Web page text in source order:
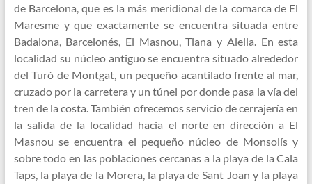
de Barcelona, que es la más meridional de la comarca de El
Maresme y que exactamente se encuentra situada entre
Badalona, Barcelonés, El Masnou, Tiana y Alella. En esta
localidad su núcleo antiguo se encuentra situado alrededor
del Turó de Montgat, un pequeño acantilado frente al mar,
cruzado por la carretera y un túnel por donde pasa la vía del
tren de la costa. También ofrecemos servicio de cerrajería en
la salida de la localidad hacia el norte en dirección a El
Masnou se encuentra el pequeño núcleo de Monsolís y
sobre todo en las poblaciones cercanas a la playa de la Cala
Taps, la playa de la Morera, la playa de Sant Joan y la playa